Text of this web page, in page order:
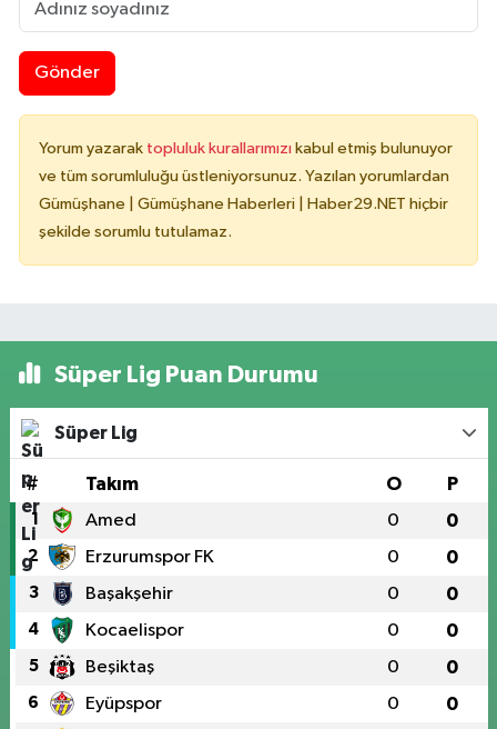
Gönder
Yorum yazarak topluluk kurallarımızı kabul etmiş bulunuyor
ve tüm sorumluluğu üstleniyorsunuz. Yazılan yorumlardan
Gümüşhane | Gümüşhane Haberleri | Haber29.NET hiçbir
şekilde sorumlu tutulamaz.
Süper Lig Puan Durumu
Süper Lig
# Takım O P
1 Amed 0 0
2 Erzurumspor FK 0 0
3 Başakşehir 0 0
4 Kocaelispor 0 0
5 Beşiktaş 0 0
6 Eyüpspor 0 0